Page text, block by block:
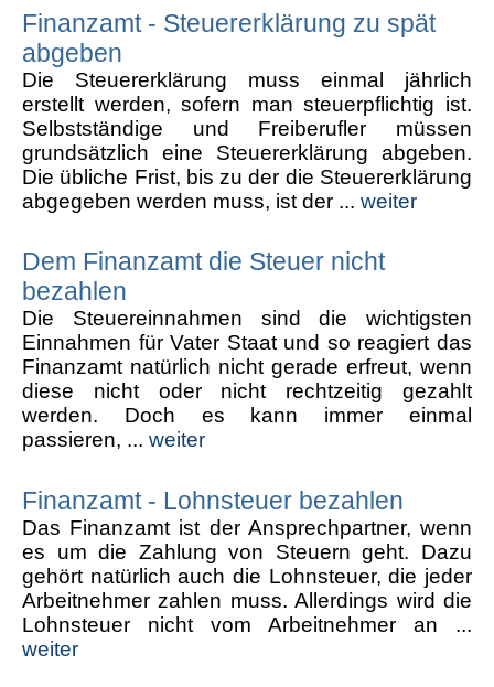
Finanzamt - Steuererklärung zu spät
abgeben
Die Steuererklärung muss einmal jährlich
erstellt werden, sofern man steuerpflichtig ist.
Selbstständige und Freiberufler müssen
grundsätzlich eine Steuererklärung abgeben.
Die übliche Frist, bis zu der die Steuererklärung
abgegeben werden muss, ist der ... weiter
Dem Finanzamt die Steuer nicht
bezahlen
Die Steuereinnahmen sind die wichtigsten
Einnahmen für Vater Staat und so reagiert das
Finanzamt natürlich nicht gerade erfreut, wenn
diese nicht oder nicht rechtzeitig gezahlt
werden. Doch es kann immer einmal
passieren, ... weiter
Finanzamt - Lohnsteuer bezahlen
Das Finanzamt ist der Ansprechpartner, wenn
es um die Zahlung von Steuern geht. Dazu
gehört natürlich auch die Lohnsteuer, die jeder
Arbeitnehmer zahlen muss. Allerdings wird die
Lohnsteuer nicht vom Arbeitnehmer an ...
weiter